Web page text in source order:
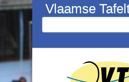
Overslaan en naar de inhoud gaan
Vlaamse
Zoekveld